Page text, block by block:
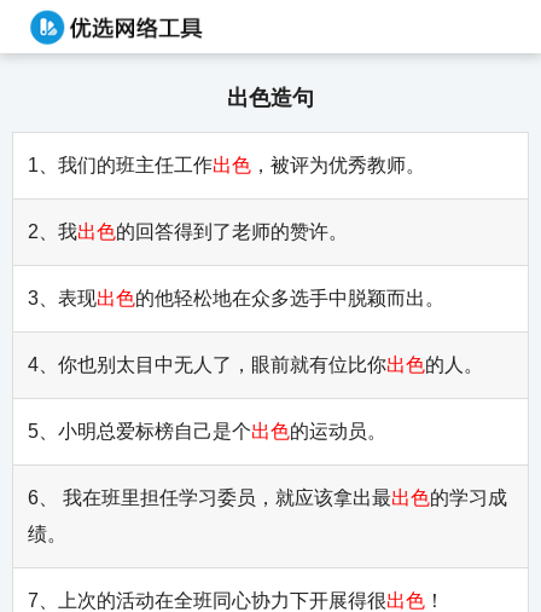
出色造句
1、我们的班主任工作出色 ，被评为优秀教师。
2、我出色的回答得到了老师的赞许。
3、表现出色的他轻松地在众多选手中脱颖而出。
4、你也别太目中无人了，眼前就有位比你出色的人。
5、小明总爱标榜自己是个出色的运动员。
6、 我在班里担任学习委员，就应该拿出最出色的学习成
绩。
7、上次的活动在全班同心协力下开展得很出色 ！